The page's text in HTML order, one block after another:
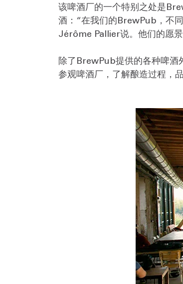
该啤酒厂的一个特别之处是
酒：“在我们的BrewPub，不
Jérôme Pallier说。他们的愿
除了BrewPub提供的各种啤酒
参观啤酒厂，了解酿造过程，品